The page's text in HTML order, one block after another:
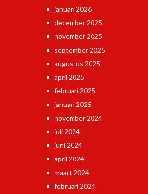
januari 2026
december 2025
november 2025
september 2025
augustus 2025
april 2025
februari 2025
januari 2025
november 2024
juli 2024
juni 2024
april 2024
maart 2024
februari 2024